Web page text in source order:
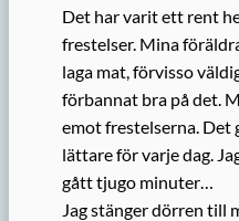
Det har varit ett rent
frestelser. Mina
laga mat, förvisso
förbannat bra på det.
emot frestelserna. Det
lättare för varje dag.
gått tjugo minuter…
Jag stänger dörren till